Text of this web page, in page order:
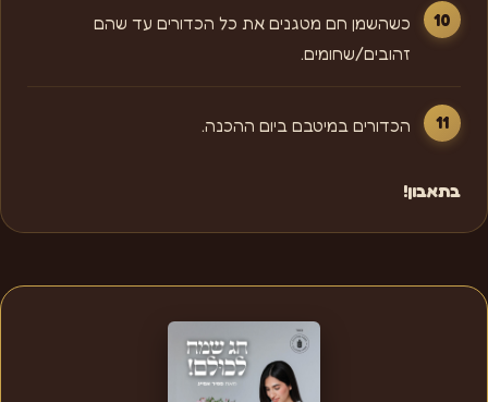
כשהשמן חם מטגנים את כל הכדורים עד שהם
זהובים/שחומים.
הכדורים במיטבם ביום ההכנה.
בתאבון!